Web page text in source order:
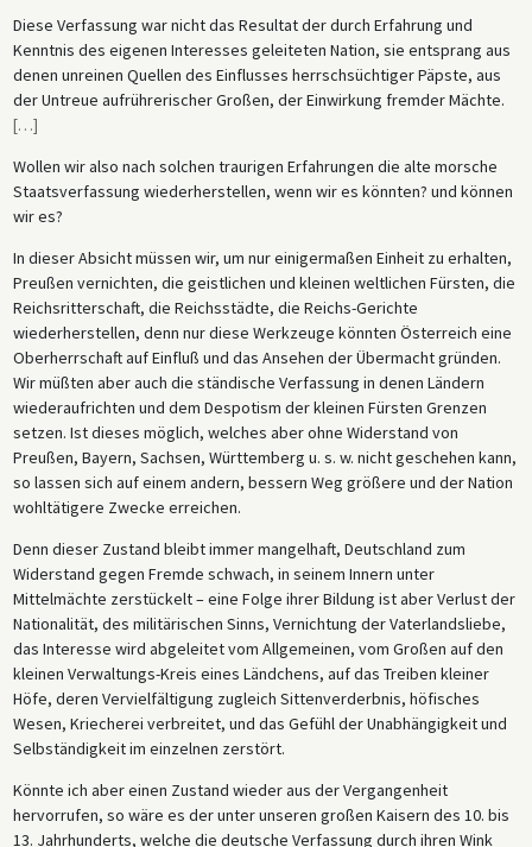
Diese Verfassung war nicht das Resultat der durch Erfahrung und
Kenntnis des eigenen Interesses geleiteten Nation, sie entsprang aus
denen unreinen Quellen des Einflusses herrschsüchtiger Päpste, aus
der Untreue aufrührerischer Großen, der Einwirkung fremder Mächte.
[…]
Wollen wir also nach solchen traurigen Erfahrungen die alte morsche
Staatsverfassung wiederherstellen, wenn wir es könnten? und können
wir es?
In dieser Absicht müssen wir, um nur einigermaßen Einheit zu erhalten,
Preußen vernichten, die geistlichen und kleinen weltlichen Fürsten, die
Reichsritterschaft, die Reichsstädte, die Reichs-Gerichte
wiederherstellen, denn nur diese Werkzeuge könnten Österreich eine
Oberherrschaft auf Einfluß und das Ansehen der Übermacht gründen.
Wir müßten aber auch die ständische Verfassung in denen Ländern
wiederaufrichten und dem Despotism der kleinen Fürsten Grenzen
setzen. Ist dieses möglich, welches aber ohne Widerstand von
Preußen, Bayern, Sachsen, Württemberg u. s. w. nicht geschehen kann,
so lassen sich auf einem andern, bessern Weg größere und der Nation
wohltätigere Zwecke erreichen.
Denn dieser Zustand bleibt immer mangelhaft, Deutschland zum
Widerstand gegen Fremde schwach, in seinem Innern unter
Mittelmächte zerstückelt – eine Folge ihrer Bildung ist aber Verlust der
Nationalität, des militärischen Sinns, Vernichtung der Vaterlandsliebe,
das Interesse wird abgeleitet vom Allgemeinen, vom Großen auf den
kleinen Verwaltungs-Kreis eines Ländchens, auf das Treiben kleiner
Höfe, deren Vervielfältigung zugleich Sittenverderbnis, höfisches
Wesen, Kriecherei verbreitet, und das Gefühl der Unabhängigkeit und
Selbständigkeit im einzelnen zerstört.
Könnte ich aber einen Zustand wieder aus der Vergangenheit
hervorrufen, so wäre es der unter unseren großen Kaisern des 10. bis
13. Jahrhunderts, welche die deutsche Verfassung durch ihren Wink